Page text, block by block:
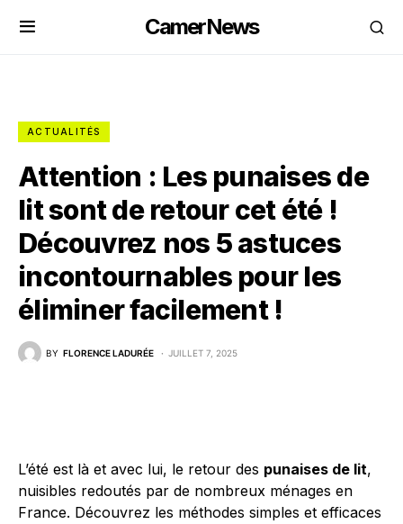
CamerNews
ACTUALITÉS
Attention : Les punaises de
lit sont de retour cet été !
Découvrez nos 5 astuces
incontournables pour les
éliminer facilement !
BY FLORENCE LADURÉE JUILLET 7, 2025
L’été est là et avec lui, le retour des punaises de lit,
nuisibles redoutés par de nombreux ménages en
France. Découvrez les méthodes simples et efficaces